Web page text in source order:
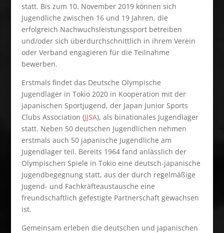
statt. Bis zum 10. November 2019 können sich
Jugendliche zwischen 16 und 19 Jahren, die
erfolgreich Nachwuchsleistungssport betreiben
und/oder sich überdurchschnittlich in ihrem Verein
oder Verband engagieren für die Teilnahme
bewerben.
Erstmals findet das Deutsche Olympische
Jugendlager in Tokio 2020 in Kooperation mit der
japanischen Sportjugend, der Japan Junior Sports
Clubs Association (JJSA), als binationales Jugendlager
statt. Neben 50 deutschen Jugendlichen nehmen
erstmals auch 50 japanische Jugendliche am
Jugendlager teil. Bereits 1964 fand anlässlich der
Olympischen Spiele in Tokio eine deutsch-japanische
Jugendbegegnung statt, aus der durch regelmäßige
Jugend- und Fachkräfteaustausche eine
freundschaftlich gefestigte Partnerschaft gewachsen
ist.
Gemeinsam erleben die deutschen und japanischen